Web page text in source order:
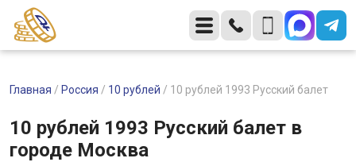
Главная / Россия / 10 рублей / 10 рублей 1993 Русский балет
10 рублей 1993 Русский балет в
городе Москва